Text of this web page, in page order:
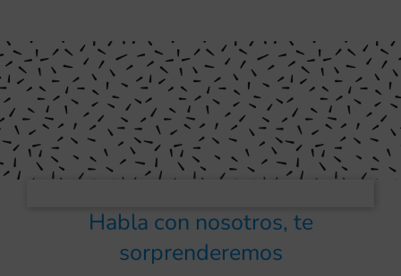
Habla con nosotros, te
sorprenderemos